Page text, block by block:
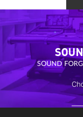
SOUND